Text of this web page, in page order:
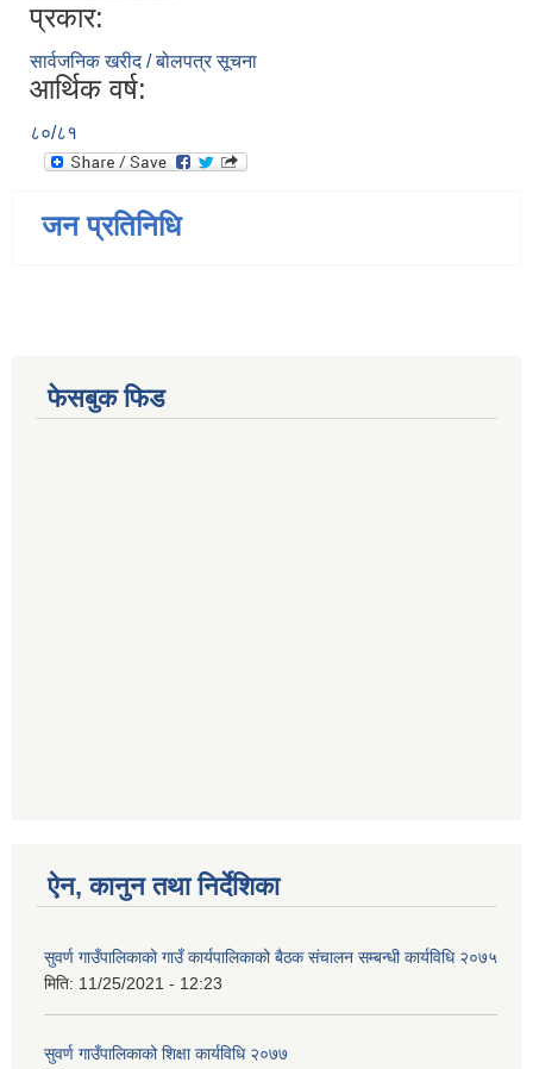
प्रकार:
सार्वजनिक खरीद / बोलपत्र सूचना
आर्थिक वर्ष:
८०/८१
जन प्रतिनिधि
फेसबुक फिड
ऐन, कानुन तथा निर्देशिका
सुवर्ण गाउँपालिकाको गाउँ कार्यपालिकाको बैठक संचालन सम्बन्धी कार्यविधि २०७५
मिति: 11/25/2021 - 12:23
सुवर्ण गाउँपालिकाको शिक्षा कार्यविधि २०७७